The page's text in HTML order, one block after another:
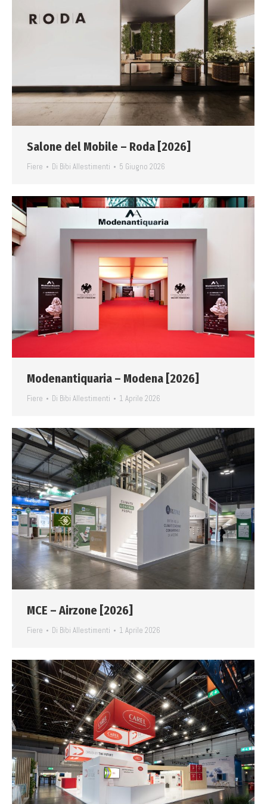
Salone del Mobile – Roda [2026]
Fiere Di Bibi Allestimenti 5 Giugno 2026
Modenantiquaria – Modena [2026]
Fiere Di Bibi Allestimenti 1 Aprile 2026
MCE – Airzone [2026]
Fiere Di Bibi Allestimenti 1 Aprile 2026